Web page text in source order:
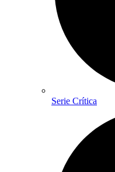
Serie Crítica